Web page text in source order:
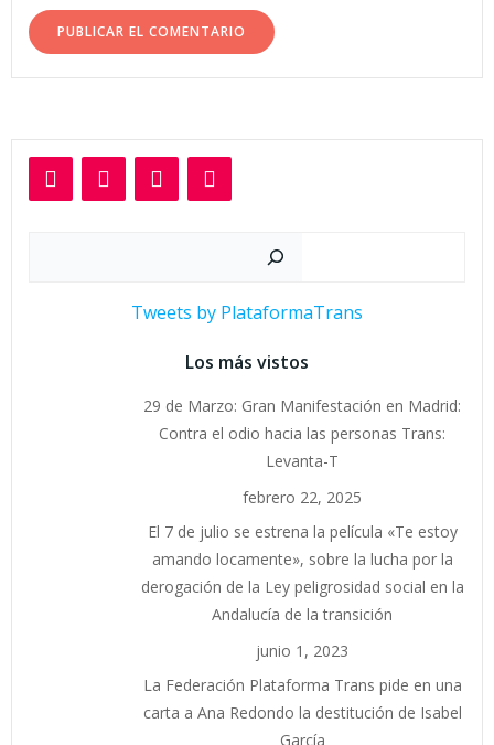
Tweets by PlataformaTrans
Los más vistos
29 de Marzo: Gran Manifestación en Madrid:
Contra el odio hacia las personas Trans:
Levanta-T
febrero 22, 2025
El 7 de julio se estrena la película «Te estoy
amando locamente», sobre la lucha por la
derogación de la Ley peligrosidad social en la
Andalucía de la transición
junio 1, 2023
La Federación Plataforma Trans pide en una
carta a Ana Redondo la destitución de Isabel
García